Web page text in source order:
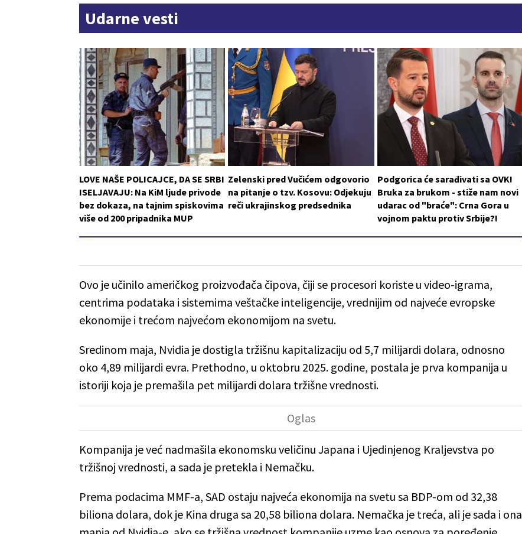
Udarne vesti
LOVE NAŠE POLICAJCE, DA SE SRBI
ISELJAVAJU: Na KiM ljude privode
bez dokaza, na tajnim spiskovima
više od 200 pripadnika MUP
Zelenski pred Vučićem odgovorio
na pitanje o tzv. Kosovu: Odjekuju
reči ukrajinskog predsednika
Podgorica će sarađivati sa OVK!
Bruka za brukom - stiže nam novi
udarac od "braće": Crna Gora u
vojnom paktu protiv Srbije?!
Ovo je učinilo američkog proizvođača čipova, čiji se procesori koriste u video-igrama,
centrima podataka i sistemima veštačke inteligencije, vrednijim od najveće evropske
ekonomije i trećom najvećom ekonomijom na svetu.
Sredinom maja, Nvidia je dostigla tržišnu kapitalizaciju od 5,7 milijardi dolara, odnosno
oko 4,89 milijardi evra. Prethodno, u oktobru 2025. godine, postala je prva kompanija u
istoriji koja je premašila pet milijardi dolara tržišne vrednosti.
Kompanija je već nadmašila ekonomsku veličinu Japana i Ujedinjenog Kraljevstva po
tržišnoj vrednosti, a sada je pretekla i Nemačku.
Prema podacima MMF-a, SAD ostaju najveća ekonomija na svetu sa BDP-om od 32,38
biliona dolara, dok je Kina druga sa 20,58 biliona dolara. Nemačka je treća, ali je sada i ona